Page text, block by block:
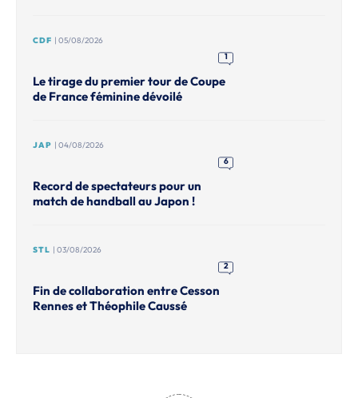
CDF | 05/08/2026
1
Le tirage du premier tour de Coupe
de France féminine dévoilé
JAP | 04/08/2026
6
Record de spectateurs pour un
match de handball au Japon !
STL | 03/08/2026
2
Fin de collaboration entre Cesson
Rennes et Théophile Caussé